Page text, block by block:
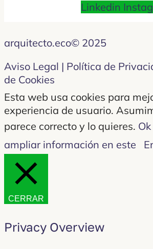
Linkedin
arquitecto.eco© 2025
Aviso Legal | Política de
de Cookies
Esta web usa cookies para
experiencia de usuario.
parece correcto y lo quieres. Ok
ampliar información en este
CERRAR
Privacy Overview